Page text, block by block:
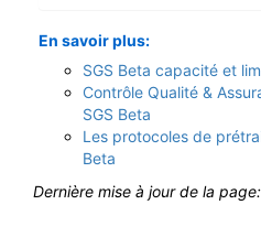
En savoir plus:
SGS Beta capacité et
Contrôle Qualité &
SGS Beta
Les protocoles de
Beta
Dernière mise à jour de la